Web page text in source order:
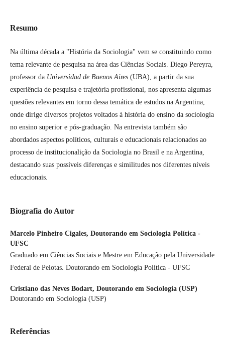
Resumo
Na última década a "História da Sociologia" vem se constituindo como
tema relevante de pesquisa na área das Ciências Sociais. Diego Pereyra,
professor da Universidad de Buenos Aires (UBA), a partir da sua
experiência de pesquisa e trajetória profissional, nos apresenta algumas
questões relevantes em torno dessa temática de estudos na Argentina,
onde dirige diversos projetos voltados à história do ensino da sociologia
no ensino superior e pós-graduação. Na entrevista também são
abordados aspectos políticos, culturais e educacionais relacionados ao
processo de institucionalição da Sociologia no Brasil e na Argentina,
destacando suas possíveis diferenças e similitudes nos diferentes níveis
educacionais.
Biografia do Autor
Marcelo Pinheiro Cigales, Doutorando em Sociologia Política -
UFSC
Graduado em Ciências Sociais e Mestre em Educação pela Universidade
Federal de Pelotas. Doutorando em Sociologia Política - UFSC
Cristiano das Neves Bodart, Doutorando em Sociologia (USP)
Doutorando em Sociologia (USP)
Referências